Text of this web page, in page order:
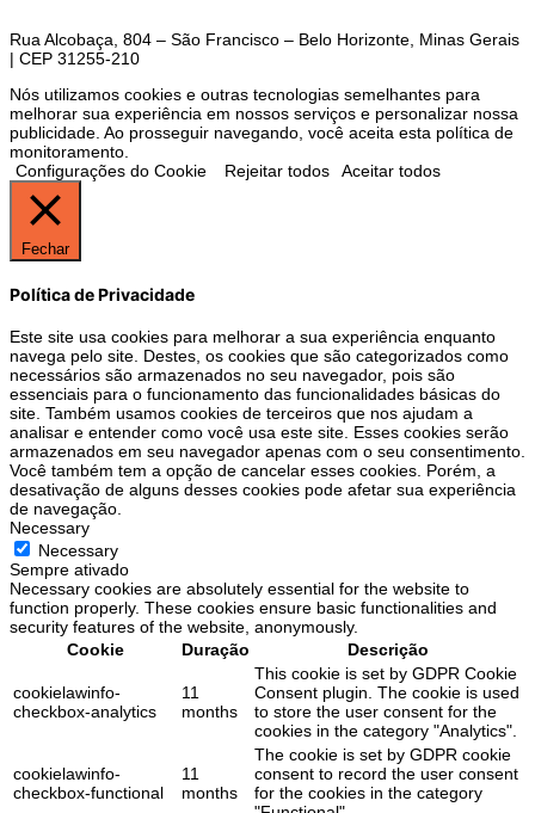
Rua Alcobaça, 804 – São Francisco – Belo Horizonte, Minas Gerais
| CEP 31255-210
Nós utilizamos cookies e outras tecnologias semelhantes para
melhorar sua experiência em nossos serviços e personalizar nossa
publicidade. Ao prosseguir navegando, você aceita esta política de
monitoramento.
Configurações do Cookie
Rejeitar todos Aceitar todos
Fechar
Política de Privacidade
Este site usa cookies para melhorar a sua experiência enquanto
navega pelo site. Destes, os cookies que são categorizados como
necessários são armazenados no seu navegador, pois são
essenciais para o funcionamento das funcionalidades básicas do
site. Também usamos cookies de terceiros que nos ajudam a
analisar e entender como você usa este site. Esses cookies serão
armazenados em seu navegador apenas com o seu consentimento.
Você também tem a opção de cancelar esses cookies. Porém, a
desativação de alguns desses cookies pode afetar sua experiência
de navegação.
Necessary
Necessary
Sempre ativado
Necessary cookies are absolutely essential for the website to
function properly. These cookies ensure basic functionalities and
security features of the website, anonymously.
Cookie
Duração Descrição
cookielawinfo-
checkbox-analytics
11
months
This cookie is set by GDPR Cookie
Consent plugin. The cookie is used
to store the user consent for the
cookies in the category "Analytics".
cookielawinfo-
checkbox-functional
11
months
The cookie is set by GDPR cookie
consent to record the user consent
for the cookies in the category